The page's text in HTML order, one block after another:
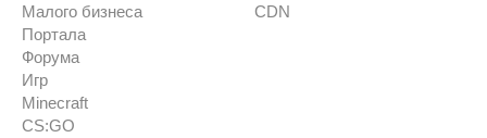
Малого бизнеса
Портала
Форума
Игр
Minecraft
CS:GO
CDN